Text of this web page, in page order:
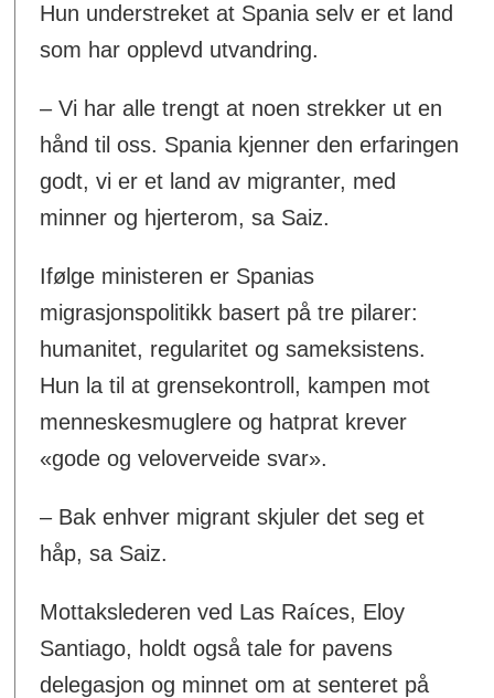
Hun understreket at Spania selv er et land
som har opplevd utvandring.
– Vi har alle trengt at noen strekker ut en
hånd til oss. Spania kjenner den erfaringen
godt, vi er et land av migranter, med
minner og hjerterom, sa Saiz.
Ifølge ministeren er Spanias
migrasjonspolitikk basert på tre pilarer:
humanitet, regularitet og sameksistens.
Hun la til at grensekontroll, kampen mot
menneskesmuglere og hatprat krever
«gode og veloverveide svar».
– Bak enhver migrant skjuler det seg et
håp, sa Saiz.
Mottakslederen ved Las Raíces, Eloy
Santiago, holdt også tale for pavens
delegasjon og minnet om at senteret på